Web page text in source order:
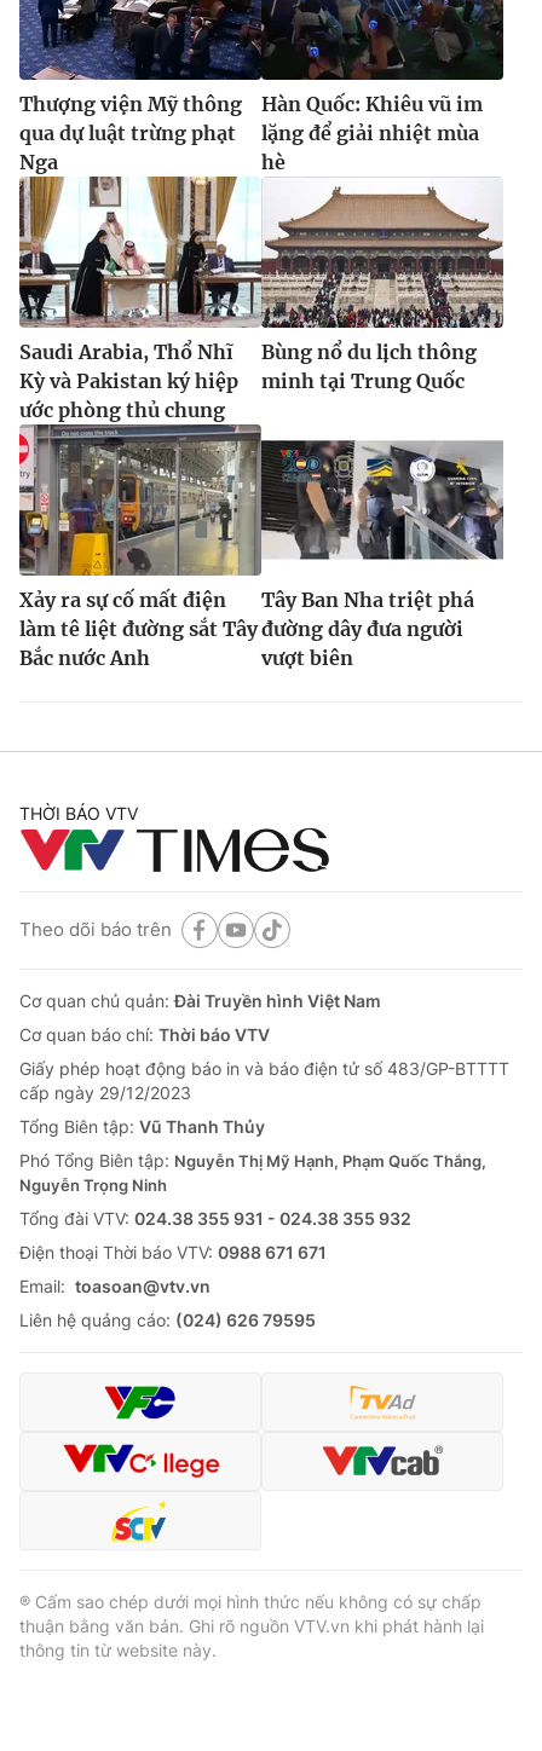
Thượng viện Mỹ thông
qua dự luật trừng phạt
Nga
Hàn Quốc: Khiêu vũ im
lặng để giải nhiệt mùa
hè
Saudi Arabia, Thổ Nhĩ
Kỳ và Pakistan ký hiệp
ước phòng thủ chung
Bùng nổ du lịch thông
minh tại Trung Quốc
Xảy ra sự cố mất điện
làm tê liệt đường sắt Tây
Bắc nước Anh
Tây Ban Nha triệt phá
đường dây đưa người
vượt biên
THỜI BÁO VTV
Theo dõi báo trên
Cơ quan chủ quản:Đài Truyền hình Việt Nam
Cơ quan báo chí: Thời báo VTV
Giấy phép hoạt động báo in và báo điện tử số 483/GP-BTTTT
cấp ngày 29/12/2023
Tổng Biên tập: Vũ Thanh Thủy
Phó Tổng Biên tập: Nguyễn Thị Mỹ Hạnh, Phạm Quốc Thắng,
Nguyễn Trọng Ninh
Tổng đài VTV: 024.38 355 931 - 024.38 355 932
Ðiện thoại Thời báo VTV: 0988 671 671
Email: toasoan@vtv.vn
Liên hệ quảng cáo: (024) 626 79595
® Cấm sao chép dưới mọi hình thức nếu không có sự chấp
thuận bằng văn bản. Ghi rõ nguồn VTV.vn khi phát hành lại
thông tin từ website này.